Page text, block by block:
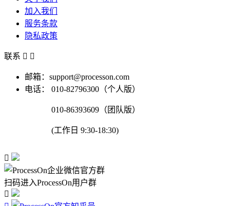
加入我们
服务条款
隐私政策
联系  
邮箱：support@processon.com
电话：
010-82796300（个人版）
010-86393609（团队版）
(工作日 9:30-18:30)

扫码进入ProcessOn用户群
